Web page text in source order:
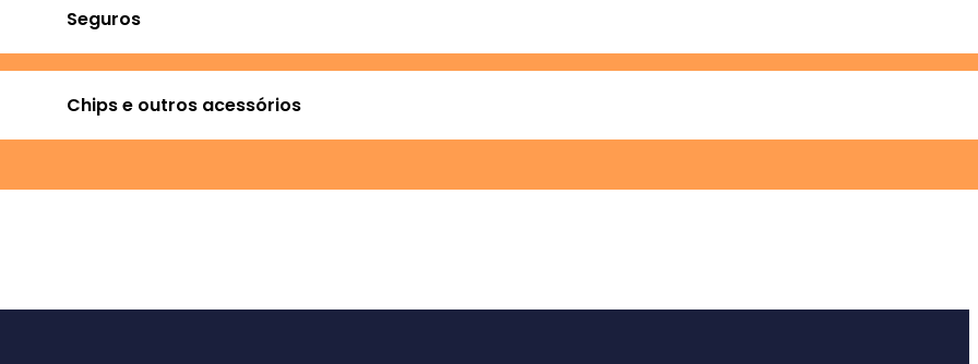
Seguros
Chips e outros acessórios